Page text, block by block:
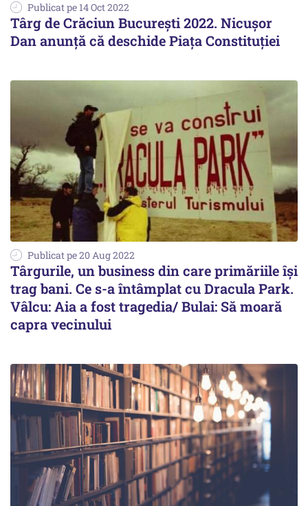
Publicat pe 14 Oct 2022
Târg de Crăciun București 2022. Nicușor
Dan anunță că deschide Piața Constituției
Publicat pe 20 Aug 2022
Târgurile, un business din care primăriile își
trag bani. Ce s-a întâmplat cu Dracula Park.
Vâlcu: Aia a fost tragedia/ Bulai: Să moară
capra vecinului